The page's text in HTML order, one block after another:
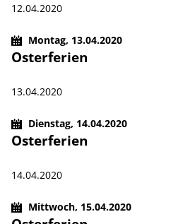
12.04.2020
Montag, 13.04.2020
Osterferien
13.04.2020
Dienstag, 14.04.2020
Osterferien
14.04.2020
Mittwoch, 15.04.2020